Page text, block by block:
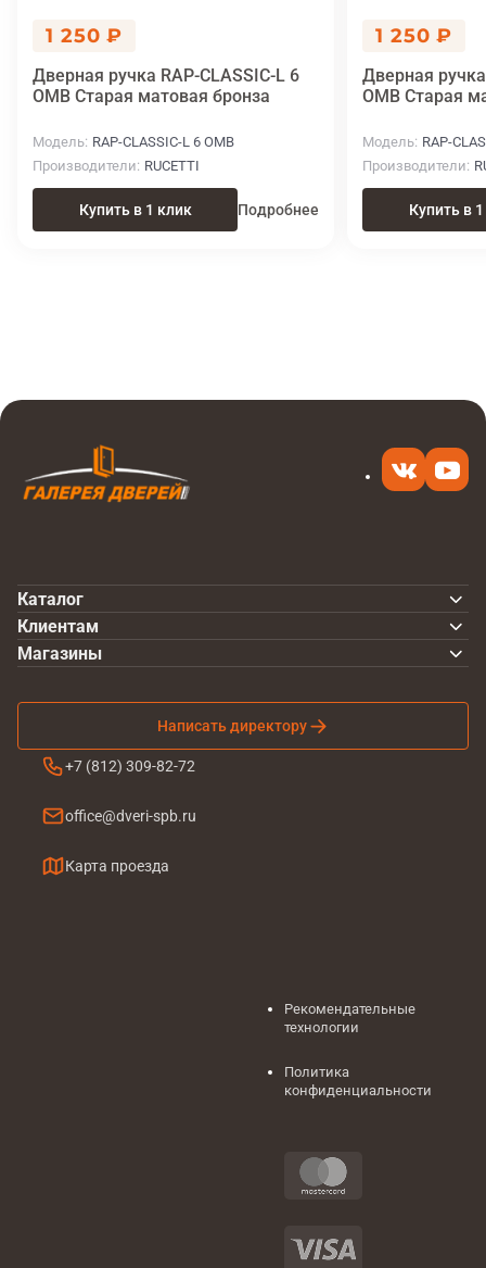
1 250 ₽
Дверная ручка RAP-CLASSIC-L 6
OMB Старая матовая бронза
Модель RAP-CLASSIC-L 6 OMB
Производители RUCETTI
Купить в 1 клик Подробнее
1 250 ₽
Дверная
OMB Старая
Модель RAP-
Производители
Купить в
Каталог
Клиентам
Написать директору
+7 (812) 309-82-72
office@dveri-spb.ru
Карта проезда
Магазины
Рекомендательные
технологии
Политика
конфиденциальности